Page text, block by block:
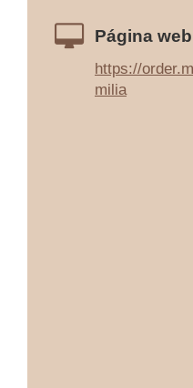
Página web
https://
milia